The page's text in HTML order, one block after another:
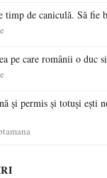
timp de caniculă. Să fie
Crucea grea pe
și permis și totuși ești